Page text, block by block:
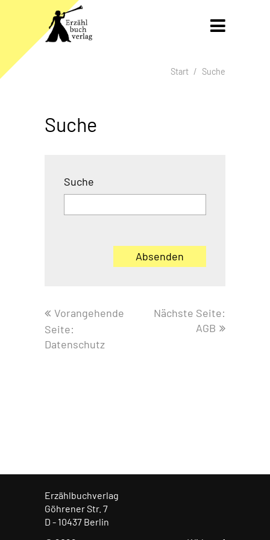
Gleich zum Inhalt der Seite springen

Brotkrumen-Navigation überspringen
Start Suche
Suche
Suche
Absenden
Nächste Seite:
AGB
Vorangehende
Seite:
Datenschutz
Erzählbuchverlag
Göhrener Str. 7
D - 10437 Berlin